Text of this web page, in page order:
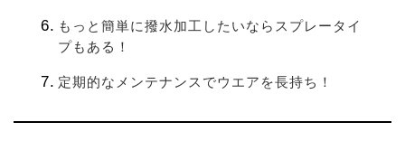
もっと簡単に撥水加工したいならスプレータイ
プもある！
定期的なメンテナンスでウエアを長持ち！